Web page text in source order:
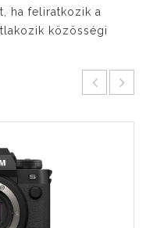
ha feliratkozik a
közösségi